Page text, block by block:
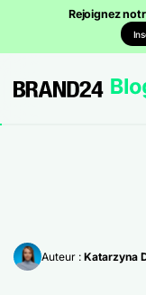
Rejoignez
Auteur : Katarzyna